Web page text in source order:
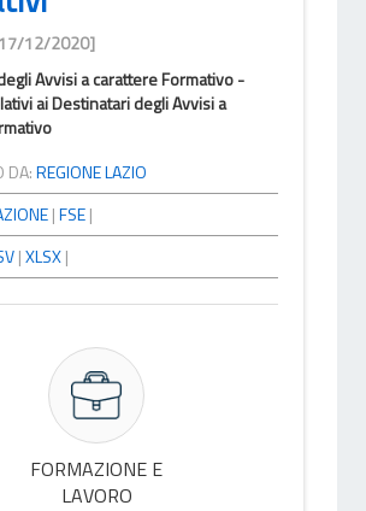
17/12/2020]
Avvisi a carattere Formativo -
ai Destinatari degli Avvisi a
DA:REGIONE LAZIO
|FSE|
|XLSX|
FORMAZIONE E
LAVORO